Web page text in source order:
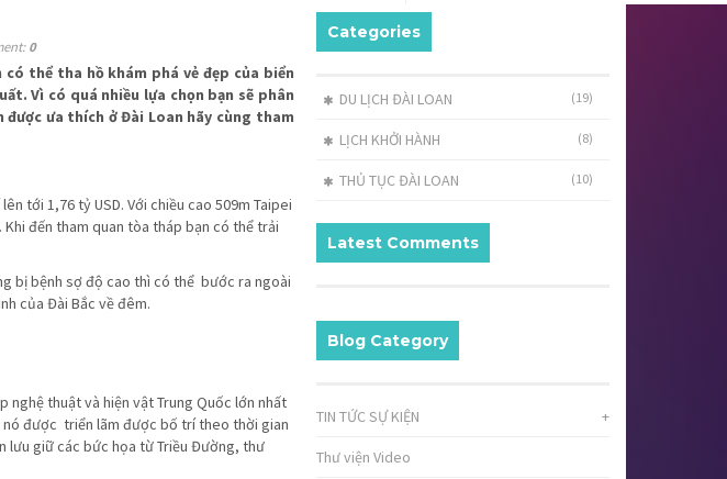
0
thể tha hồ khám phá vẻ đẹp của biển
Vì có quá nhiều lựa chọn bạn sẽ phân
được ưa thích ở Đài Loan hãy cùng tham
tới 1,76 tỷ USD. Với chiều cao 509m Taipei
đến tham quan tòa tháp bạn có thể trải
bị bệnh sợ độ cao thì có thể bước ra ngoài
của Đài Bắc về đêm.
thuật và hiện vật Trung Quốc lớn nhất
nó được triển lãm được bố trí theo thời gian
lưu giữ các bức họa từ Triều Đường, thư
Categories
DU LỊCH ĐÀI LOAN (19)
LỊCH KHỞI HÀNH (8)
THỦ TỤC ĐÀI LOAN (10)
Latest Comments
Blog Category
TIN TỨC SỰ KIỆN +
Thư viện Video